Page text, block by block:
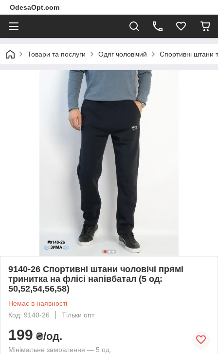
OdesaOpt.com
Товари та послуги Одяг чоловічий Спортивні штани
9140-26 Спортивні штани чоловічі прямі
тринитка на флісі напівбатал (5 од:
50,52,54,56,58)
Немає в наявності
Код: 9140-26
Тільки опт
199 ₴/од.
Мінімальне замовлення — 5 од.